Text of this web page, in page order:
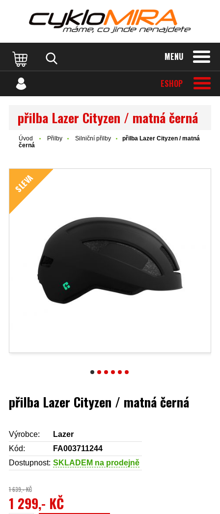
MENU
ESHOP
přilba Lazer Cityzen / matná černá
Úvod Přilby Silniční přilby
přilba Lazer Cityzen / matná
černá
SLEVA
přilba Lazer Cityzen / matná černá
Výrobce:
Lazer
Kód:
FA003711244
Dostupnost: SKLADEM na prodejně
1 639,- KČ
1 299,- KČ